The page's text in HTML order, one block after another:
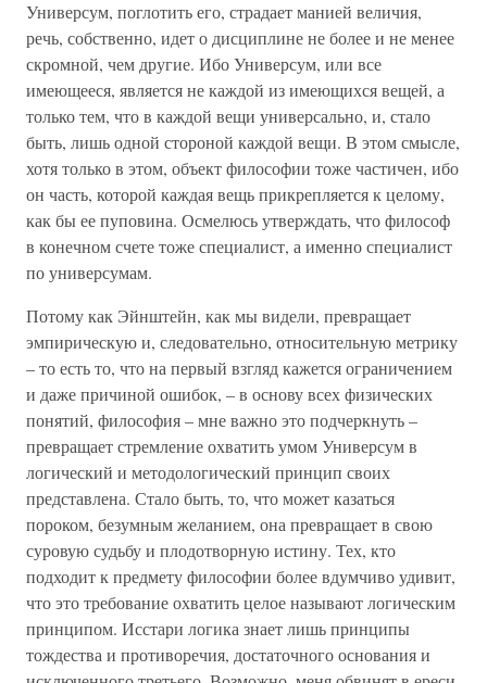
Универсум, поглотить его, страдает манией величия,
речь, собственно, идет о дисциплине не более и не менее
скромной, чем другие. Ибо Универсум, или все
имеющееся, является не каждой из имеющихся вещей, а
только тем, что в каждой вещи универсально, и, стало
быть, лишь одной стороной каждой вещи. В этом смысле,
хотя только в этом, объект философии тоже частичен, ибо
он часть, которой каждая вещь прикрепляется к целому,
как бы ее пуповина. Осмелюсь утверждать, что философ
в конечном счете тоже специалист, а именно специалист
по универсумам.
Потому как Эйнштейн, как мы видели, превращает
эмпирическую и, следовательно, относительную метрику
– то есть то, что на первый взгляд кажется ограничением
и даже причиной ошибок, – в основу всех физических
понятий, философия – мне важно это подчеркнуть –
превращает стремление охватить умом Универсум в
логический и методологический принцип своих
представлена. Стало быть, то, что может казаться
пороком, безумным желанием, она превращает в свою
суровую судьбу и плодотворную истину. Тех, кто
подходит к предмету философии более вдумчиво удивит,
что это требование охватить целое называют логическим
принципом. Исстари логика знает лишь принципы
тождества и противоречия, достаточного основания и